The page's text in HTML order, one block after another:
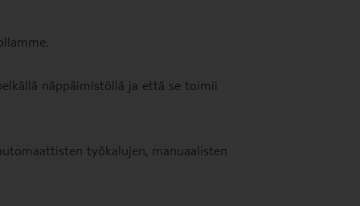
näppäimistöllä ja että se toimii
työkalujen, manuaalisten